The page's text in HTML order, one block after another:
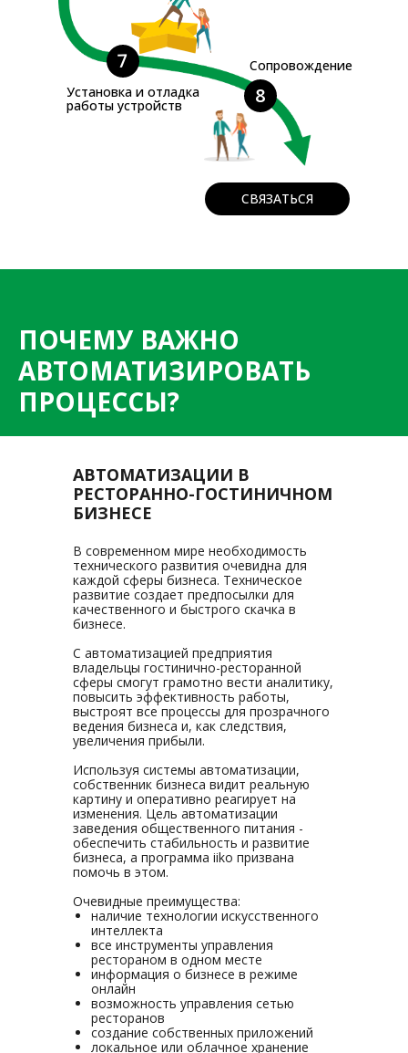
СВЯЗАТЬСЯ
Сопровождение
8
Установка и отладка
работы устройств
7
ПОЧЕМУ ВАЖНО
АВТОМАТИЗИРОВАТЬ
ПРОЦЕССЫ?
В современном мире необходимость
технического развития очевидна для
каждой сферы бизнеса. Техническое
развитие создает предпосылки для
качественного и быстрого скачка в
бизнесе.
С автоматизацией предприятия
владельцы гостинично-ресторанной
сферы смогут грамотно вести аналитику,
повысить эффективность работы,
выстроят все процессы для прозрачного
ведения бизнеса и, как следствия,
увеличения прибыли.
Используя системы автоматизации,
собственник бизнеса видит реальную
картину и оперативно реагирует на
изменения. Цель автоматизации
заведения общественного питания -
обеспечить стабильность и развитие
бизнеса, а программа iiko призвана
помочь в этом.
Очевидные преимущества:
наличие технологии искусственного
интеллекта
все инструменты управления
рестораном в одном месте
информация о бизнесе в режиме
онлайн
возможность управления сетью
ресторанов
создание собственных приложений
локальное или облачное хранение
АВТОМАТИЗАЦИИ В
РЕСТОРАННО-ГОСТИНИЧНОМ
БИЗНЕСЕ